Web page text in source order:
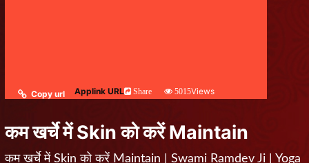
Copy url Applink URL Share 5015Views
कम खर्चे में Skin को करें Maintain
कम खर्चे में Skin को करें Maintain | Swami Ramdev Ji | Yoga